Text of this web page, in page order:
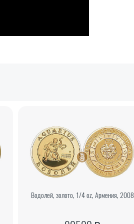
Водолей, золото, 1/4 oz, Армения, 2008